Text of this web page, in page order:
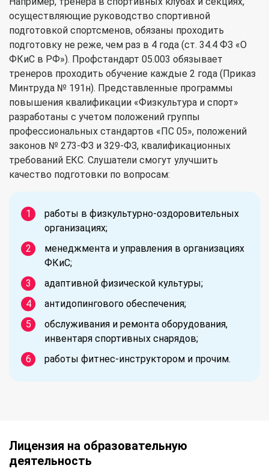
осуществляющие руководство спортивной
подготовкой спортсменов, обязаны проходить
подготовку не реже, чем раз в 4 года (ст. 34.4 ФЗ «О
ФКиС в РФ»). Профстандарт 05.003 обязывает
тренеров проходить обучение каждые 2 года (Приказ
Минтруда № 191н). Представленные программы
повышения квалификации «Физкультура и спорт»
разработаны с учетом положений группы
профессиональных стандартов «ПС 05», положений
законов № 273-ФЗ и 329-ФЗ, квалификационных
требований ЕКС. Слушатели смогут улучшить
качество подготовки по вопросам:
работы в физкультурно-оздоровительных
организациях;
менеджмента и управления в организациях
ФКиС;
адаптивной физической культуры;
антидопингового обеспечения;
обслуживания и ремонта оборудования,
инвентаря спортивных снарядов;
работы фитнес-инструктором и прочим.
Лицензия на образовательную
деятельность